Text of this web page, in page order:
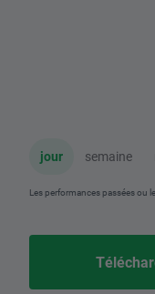
jour semaine
Les performances passées ou